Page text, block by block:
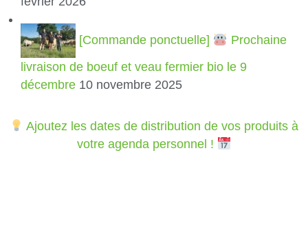
[Commande ponctuelle]
Prochaine
livraison de boeuf et veau fermier bio le 9
décembre 10 novembre 2025
Ajoutez les dates de distribution de vos produits à
votre agenda personnel !